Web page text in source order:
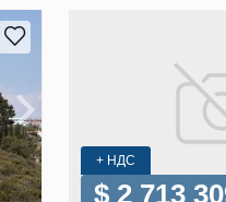
+ НДС
$ 2 713